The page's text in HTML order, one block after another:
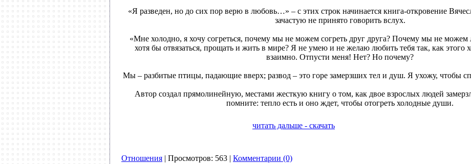
«Я разведен, но до сих пор верю в любовь…» – с этих строк начинается книга-откровение
зачастую не принято говорить вслух.
«Мне холодно, я хочу согреться, почему мы не можем согреть друг друга? Почему мы не можем
хотя бы отвязаться, прощать и жить в мире? Я не умею и не желаю любить тебя так, как этого
взаимно. Отпусти меня! Нет? Но почему?
Мы – разбитые птицы, падающие вверх; развод – это горе замерзших тел и душ. Я ухожу, чтобы
Автор создал прямолинейную, местами жесткую книгу о том, как двое взрослых людей
помните: тепло есть и оно ждет, чтобы отогреть холодные души.
читать дальше - скачать
Отношения | Просмотров: 563 | Комментарии (0)